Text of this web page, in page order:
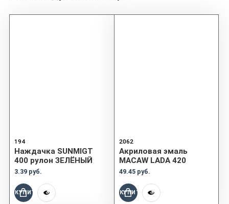
194
Наждачка SUNMIGT
400 рулон ЗЕЛЁНЫЙ
3.39 руб.
КУПИТЬ
2062
Акриловая эмаль
MACAW LADA 420
49.45 руб.
КУПИТЬ